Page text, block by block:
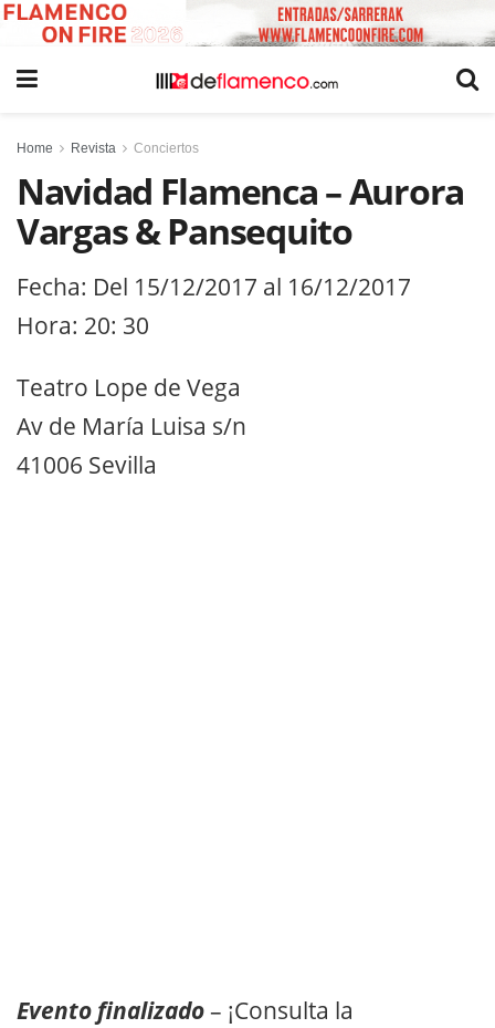
Home Revista Conciertos
Navidad Flamenca – Aurora
Vargas & Pansequito
Fecha: Del 15/12/2017 al 16/12/2017
Hora: 20: 30
Teatro Lope de Vega
Av de María Luisa s/n
41006 Sevilla
Evento finalizado– ¡Consulta la